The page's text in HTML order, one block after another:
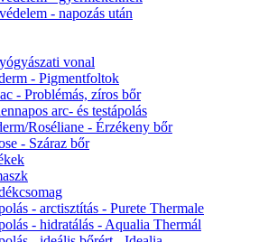
- napozás után
vonal
- Pigmentfoltok
- Problémás, zíros bőr
arc- és testápolás
Roséliane - Érzékeny bőr
- Száraz bőr
- arctisztítás - Purete Thermale
- hidratálás - Aqualia Thermál